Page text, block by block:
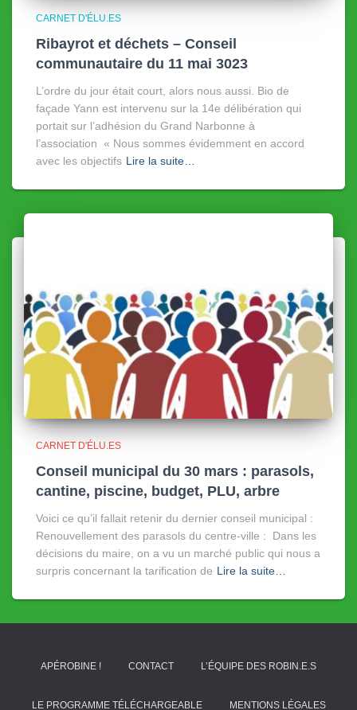
CARNET D'ÉLU.ES
Ribayrot et déchets – Conseil
communautaire du 11 mai 3023
L’ordre du jour était court, alors nous aussi. Bio de
façade Yann est intervenu sur la 14e délibération qui
portait sur l’adhésion du Grand Narbonne à
l’association « Nous sommes évidemment en accord
avec les objectifs Lire la suite…
CARNET D'ÉLU.ES
Conseil municipal du 30 mars : parasols,
cantine, piscine, budget, PLU, arbre
Voici ce qu’il fallait retenir du dernier conseil municipal :
Renouvellement des parasols du centre-ville : Dans les
décisions du maire, on a vu un marché public qui nous a
surpris concernant la tarification de Lire la suite…
APÉROBINE ! CONTACT L’ÉQUIPE DES ROBIN.E.S
LE PROGRAMME TÉLÉCHARGEABLE MENTIONS LÉGALES